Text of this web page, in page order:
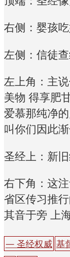
右侧：婴孩
左侧：信徒
左上角：主
美物 得享肥
爱慕那纯净
叫你们因此
圣经上：新
右下角：这
省区传习推
其音于旁 上
— 圣经权威 基